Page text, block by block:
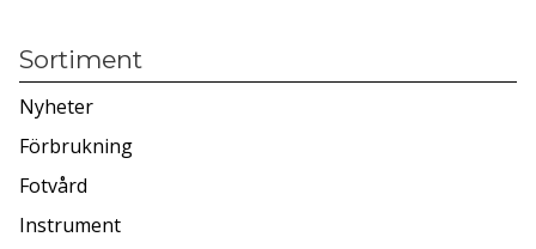
Sortiment
Nyheter
Förbrukning
Fotvård
Instrument